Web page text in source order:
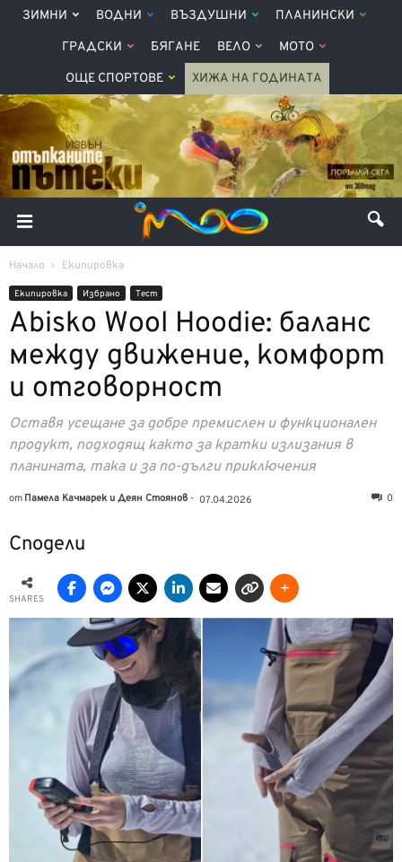
ЗИМНИ ВОДНИ ВЪЗДУШНИ ПЛАНИНСКИ
ГРАДСКИ БЯГАНЕ ВЕЛО МОТО
ОЩЕ СПОРТОВЕ ХИЖА НА ГОДИНАТА
Начало Екипировка
Екипировка Избрано Тест
Abisko Wool Hoodie: баланс
между движение, комфорт
и отговорност
Оставя усещане за добре премислен и функционален
продукт, подходящ както за кратки излизания в
планината, така и за по-дълги приключения
от Памела Качмарек и Деян Стоянов - 07.04.2026 0
Сподели
SHARES